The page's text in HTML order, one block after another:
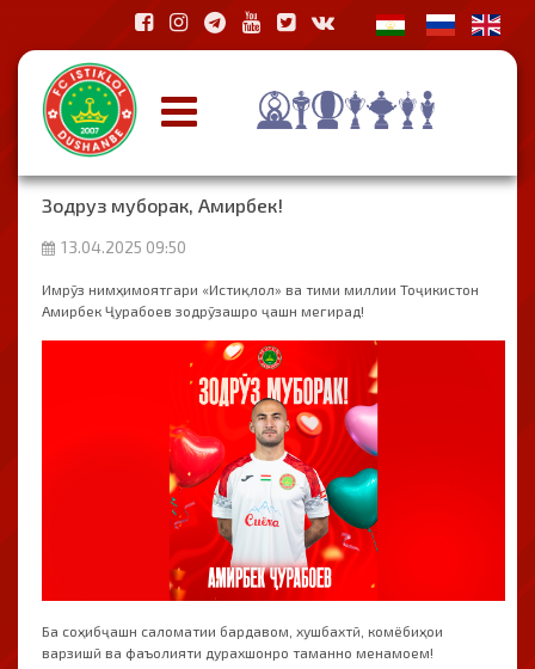
Зодруз муборак, Амирбек!
13.04.2025 09:50
Имрӯз нимҳимоятгари «Истиқлол» ва тими миллии Тоҷикистон
Амирбек Ҷурабоев зодрӯзашро ҷашн мегирад!
Ба соҳибҷашн саломатии бардавом, хушбахтӣ, комёбиҳои
варзишӣ ва фаъолияти дурахшонро таманно менамоем!